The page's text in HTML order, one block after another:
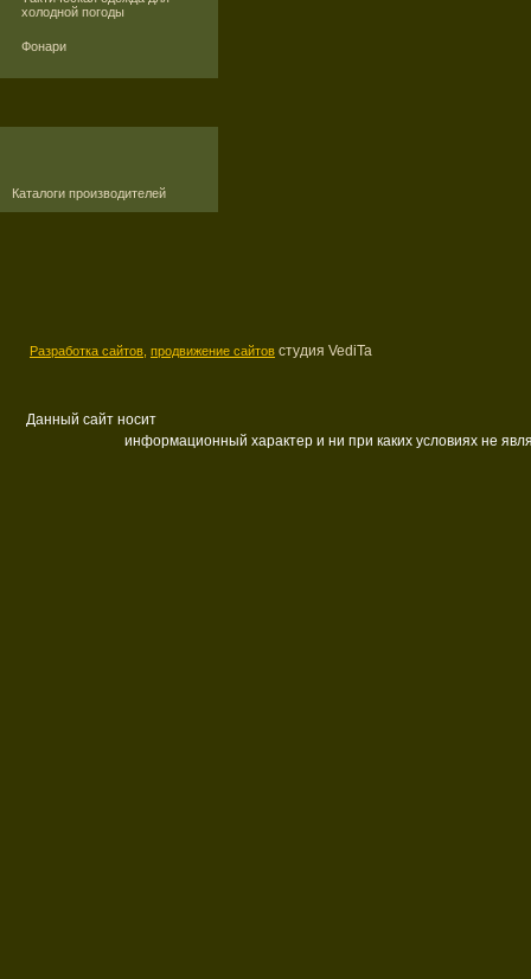
холодной погоды
Фонари
Каталоги производителей
Разработка сайтов, продвижение сайтов студия VediTa
Данный сайт носит
информационный характер и ни при каких условиях не